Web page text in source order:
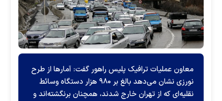
معاون عملیات ترافیک پلیس راهور گفت: آمار‌ها از طرح
نورزی نشان می‌دهد بالغ بر ۹۸۰ هزار دستگاه وسائط
نقلیه‌ای که از تهران خارج شدند، همچنان برنگشته‌اند و